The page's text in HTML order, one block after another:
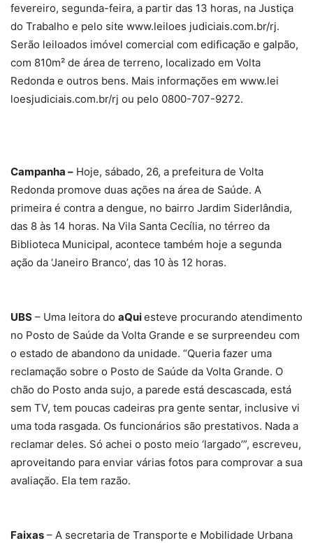
fevereiro, segunda-feira, a partir das 13 horas, na Justiça
do Trabalho e pelo site www.leiloes judiciais.com.br/rj.
Serão leiloados imóvel comercial com edificação e galpão,
com 810m² de área de terreno, localizado em Volta
Redonda e outros bens. Mais informações em www.lei
loesjudiciais.com.br/rj ou pelo 0800-707-9272.
Campanha – Hoje, sábado, 26, a prefeitura de Volta
Redonda promove duas ações na área de Saúde. A
primeira é contra a dengue, no bairro Jardim Siderlândia,
das 8 às 14 horas. Na Vila Santa Cecília, no térreo da
Biblioteca Municipal, acontece também hoje a segunda
ação da ‘Janeiro Branco’, das 10 às 12 horas.
UBS – Uma leitora do aQuiesteve procurando atendimento
no Posto de Saúde da Volta Grande e se surpreendeu com
o estado de abandono da unidade. “Queria fazer uma
reclamação sobre o Posto de Saúde da Volta Grande. O
chão do Posto anda sujo, a parede está descascada, está
sem TV, tem poucas cadeiras pra gente sentar, inclusive vi
uma toda rasgada. Os funcionários são prestativos. Nada a
reclamar deles. Só achei o posto meio ‘largado’”, escreveu,
aproveitando para enviar várias fotos para comprovar a sua
avaliação. Ela tem razão.
Faixas – A secretaria de Transporte e Mobilidade Urbana